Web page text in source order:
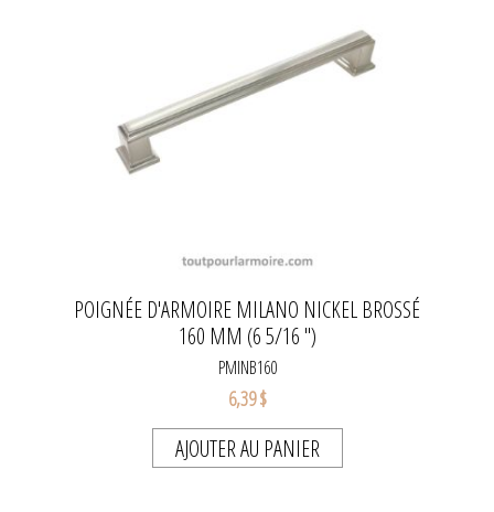
POIGNÉE D'ARMOIRE MILANO NICKEL BROSSÉ
160 MM (6 5/16 '')
PMINB160
6,39 $
AJOUTER AU PANIER